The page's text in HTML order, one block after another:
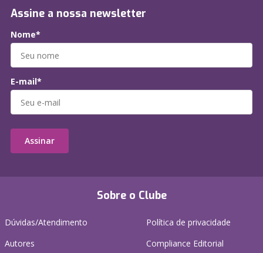
Sobre o Clube
Dúvidas/Atendimento
Autores
Política de privacidade
Compliance Editorial
Assine a nossa newsletter
Nome*
E-mail*
Assinar